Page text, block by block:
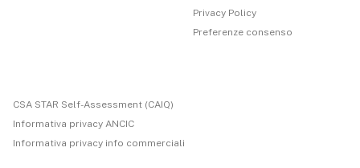
Privacy Policy
Preferenze consenso
CSA STAR Self-Assessment (CAIQ)
Informativa privacy ANCIC
Informativa privacy info commerciali